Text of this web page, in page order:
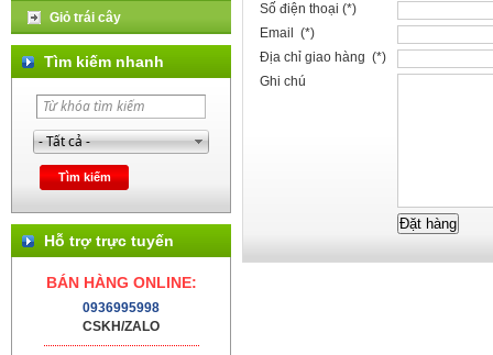
Giỏ trái cây
Tìm kiếm nhanh
Hỗ trợ trực tuyến
BÁN HÀNG ONLINE:
0936995998
CSKH/ZALO
Số điện thoại (*)
Email (*)
Địa chỉ giao hàng (*)
Ghi chú